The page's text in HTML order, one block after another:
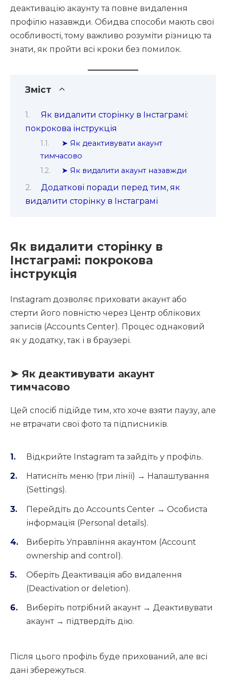
деактивацію акаунту та повне видалення
профілю назавжди. Обидва способи мають свої
особливості, тому важливо розуміти різницю та
знати, як пройти всі кроки без помилок.
Зміст
Як видалити сторінку в Інстаграмі:
покрокова інструкція
➤ Як деактивувати акаунт
тимчасово
➤ Як видалити акаунт назавжди
Додаткові поради перед тим, як
видалити сторінку в Інстаграмі
Як видалити сторінку в
Інстаграмі: покрокова
інструкція
Instagram дозволяє приховати акаунт або
стерти його повністю через Центр облікових
записів (Accounts Center). Процес однаковий
як у додатку, так і в браузері.
➤ Як деактивувати акаунт
тимчасово
Цей спосіб підійде тим, хто хоче взяти паузу, але
не втрачати свої фото та підписників.
Відкрийте Instagram та зайдіть у профіль.
Натисніть меню (три лінії) → Налаштування
(Settings).
Перейдіть до Accounts Center → Особиста
інформація (Personal details).
Виберіть Управління акаунтом (Account
ownership and control).
Оберіть Деактивація або видалення
(Deactivation or deletion).
Виберіть потрібний акаунт → Деактивувати
акаунт → підтвердіть дію.
Після цього профіль буде прихований, але всі
дані збережуться.